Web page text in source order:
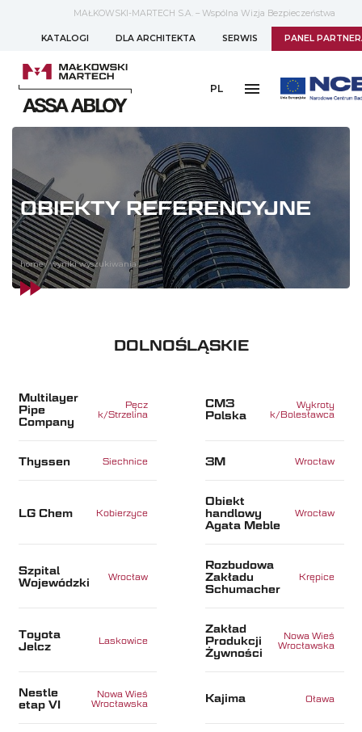
MAŁKOWSKI-MARTECH S.A. – Wspólna Wizja Bezpieczeństwa
KATALOGI DLA ARCHITEKTA SERWIS PANEL
PL
OBIEKTY REFERENCYJNE
home / wyniki wyszukiwania
DOLNOŚLĄSKIE
Multilayer
Pipe
Company
Pęcz
k/Strzelina
CM3
Polska
Wykroty
k/Bolesławca
Thyssen Siechnice 3M Wrocław
LG Chem Kobierzyce
Obiekt
handlowy
Agata Meble
Wrocław
Szpital
Wojewódzki
Wrocław
Rozbudowa
Zakładu
Schumacher
Krępice
Toyota
Jelcz
Laskowice
Zakład
Produkcji
Żywności
Nowa Wieś
Wrocławska
Nestle
etap VI
Nowa Wieś
Wrocławska
Kajima Oława